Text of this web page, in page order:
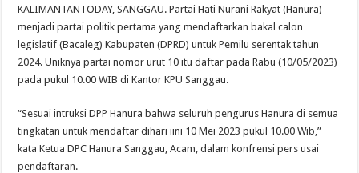
KALIMANTANTODAY, SANGGAU. Partai Hati Nurani Rakyat (Hanura)
menjadi partai politik pertama yang mendaftarkan bakal calon
legislatif (Bacaleg) Kabupaten (DPRD) untuk Pemilu serentak tahun
2024. Uniknya partai nomor urut 10 itu daftar pada Rabu (10/05/2023)
pada pukul 10.00 WIB di Kantor KPU Sanggau.
“Sesuai intruksi DPP Hanura bahwa seluruh pengurus Hanura di semua
tingkatan untuk mendaftar dihari iini 10 Mei 2023 pukul 10.00 Wib,”
kata Ketua DPC Hanura Sanggau, Acam, dalam konfrensi pers usai
pendaftaran.